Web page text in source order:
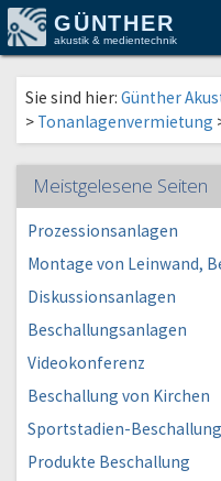
GÜNTHER
akustik & medientechnik
Sie sind hier: Günther
> Tonanlagenvermietung
Meistgelesene Seiten
Prozessionsanlagen
Montage von Leinwand,
Diskussionsanlagen
Beschallungsanlagen
Videokonferenz
Beschallung von Kirchen
Sportstadien-Beschallung
Produkte Beschallung